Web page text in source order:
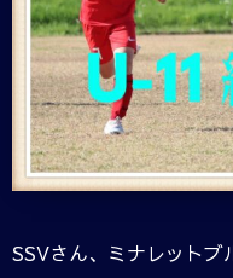
SSVさん、ミナレットブ